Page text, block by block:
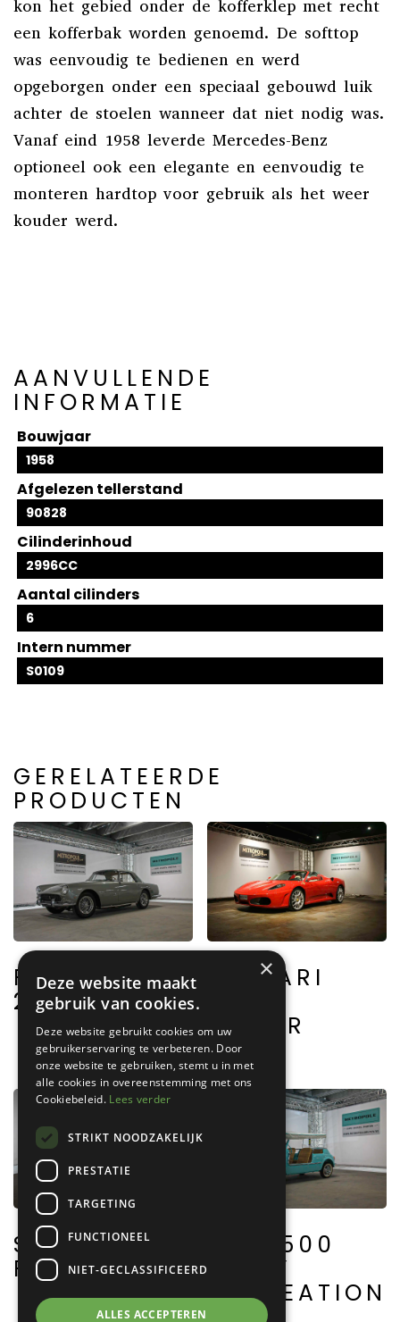
kon het gebied onder de kofferklep met recht
een kofferbak worden genoemd. De softtop
was eenvoudig te bedienen en werd
opgeborgen onder een speciaal gebouwd luik
achter de stoelen wanneer dat niet nodig was.
Vanaf eind 1958 leverde Mercedes-Benz
optioneel ook een elegante en eenvoudig te
monteren hardtop voor gebruik als het weer
kouder werd.
AANVULLENDE
INFORMATIE
Bouwjaar
1958
Afgelezen tellerstand
90828
Cilinderinhoud
2996CC
Aantal cilinders
6
Intern nummer
S0109
GERELATEERDE
PRODUCTEN
FERRARI
250 GT
FERRARI
SPIDER
SIMCA 5
FOURGON
FIAT 500
JOLLY
RECREATION
×
Deze website maakt
gebruik van cookies.
Deze website gebruikt cookies om uw
gebruikerservaring te verbeteren. Door
onze website te gebruiken, stemt u in met
alle cookies in overeenstemming met ons
Cookiebeleid. Lees verder
STRIKT NOODZAKELIJK
PRESTATIE
TARGETING
FUNCTIONEEL
NIET-GECLASSIFICEERD
ALLES ACCEPTEREN